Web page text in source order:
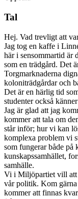
Tal
Hej. Vad trevligt att
Jag tog en kaffe i
här i sensommartid är
som en trädgård. Det
Torgmarknaderna
koloniträdgårdar och
Det är en härlig tid
studenter också
Jag är glad att jag
kommer att tala om
står inför; hur vi kan
komplexa problem vi
som fungerar både på
kunskapssamhället,
samhälle.
Vi i Miljöpartiet vill att
vår politik. Kom
kommer att finnas